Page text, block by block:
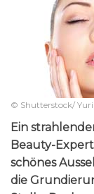
© Shutterstock/
Ein
Beauty-
schönes
die